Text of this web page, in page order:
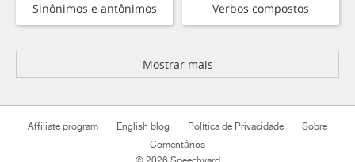
Sinônimos e antônimos Verbos compostos
Mostrar mais
Affiliate program English blog Política de Privacidade
Sobre
Comentários